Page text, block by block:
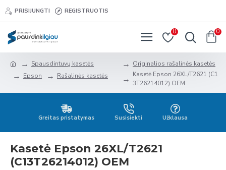
PRISIJUNGTI REGISTRUOTIS
0 0
Spausdintuvų kasetės
Epson
Rašalinės kasetės
Originalios rašalinės kasetės
Kasetė Epson 26XL/T2621 (C1
3T26214012) OEM
Greitas pristatymas Susisiekti Užklausa
Kasetė Epson 26XL/T2621
(C13T26214012) OEM